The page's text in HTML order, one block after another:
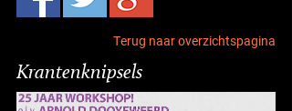
Terug naar overzichtspagina
Krantenknipsels